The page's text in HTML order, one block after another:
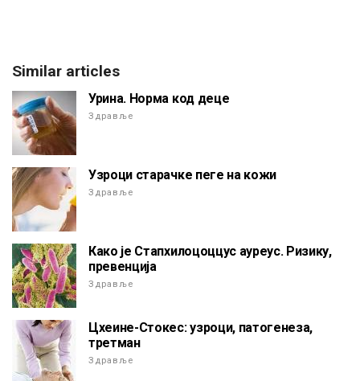
Similar articles
Урина. Норма код деце
Здравље
Узроци старачке пеге на кожи
Здравље
Како је Стапхилоцоццус ауреус. Ризику,
превенција
Здравље
Цхеине-Стокес: узроци, патогенеза,
третман
Здравље